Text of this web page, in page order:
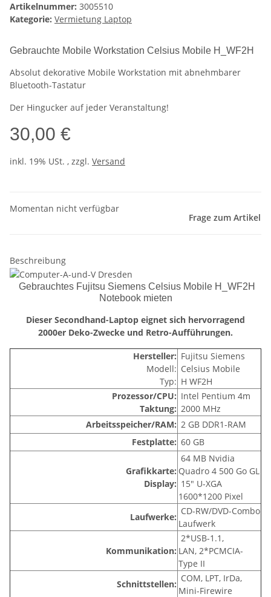
Artikelnummer: 3005510
Kategorie: Vermietung Laptop
Gebrauchte Mobile Workstation Celsius Mobile H_WF2H
Absolut dekorative Mobile Workstation mit abnehmbarer
Bluetooth-Tastatur
Der Hingucker auf jeder Veranstaltung!
30,00 €
inkl. 19% USt. , zzgl. Versand
Momentan nicht verfügbar
Frage zum Artikel
Beschreibung
Gebrauchtes Fujitsu Siemens Celsius Mobile H_WF2H
Notebook mieten
Dieser Secondhand-Laptop eignet sich hervorragend
2000er Deko-Zwecke und Retro-Aufführungen.
Hersteller:
Modell:
Typ:
Fujitsu Siemens
Celsius Mobile
H WF2H
Prozessor/CPU:
Taktung:
Intel Pentium 4m
2000 MHz
Arbeitsspeicher/RAM: 2 GB DDR1-RAM
Festplatte: 60 GB
Grafikkarte:
Display:
64 MB Nvidia
Quadro 4 500 Go GL
15" U-XGA
1600*1200 Pixel
Laufwerke:
CD-RW/DVD-Combo
Laufwerk
Kommunikation:
2*USB-1.1,
LAN, 2*PCMCIA-
Type II
Schnittstellen:
COM, LPT, IrDa,
Mini-Firewire